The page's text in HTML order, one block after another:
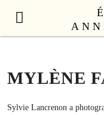
LITTÉRATURE
NON FICTION
MYLÈNE
Sylvie Lancrenon a